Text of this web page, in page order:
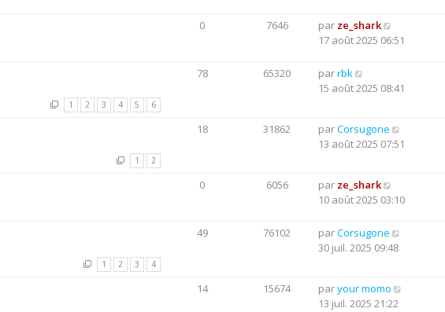
0 7646 par ze_shark
17 août 2025 06:51
1 2 3 4 5 6
78 65320 parrbk
15 août 2025 08:41
1 2
18 31862 parCorsugone
13 août 2025 07:51
0 6056 par ze_shark
10 août 2025 03:10
1 2 3 4
49 76102 parCorsugone
30 juil. 2025 09:48
14 15674 paryour momo
13 juil. 2025 21:22